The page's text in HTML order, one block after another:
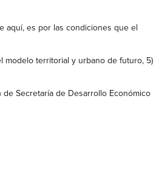
aquí, es por las condiciones que el
modelo territorial y urbano de futuro, 5)
Secretaría de Desarrollo Económico